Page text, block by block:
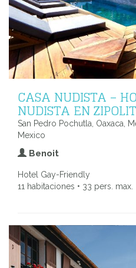
CASA NUDISTA –
NUDISTA EN
San Pedro Pochutla, Oaxaca,
Mexico
Benoit
Hotel Gay-Friendly
11 habitaciones • 33 pers. max.